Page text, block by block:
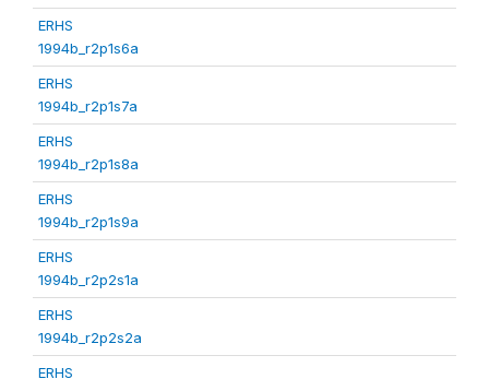
ERHS
1994b_r2p1s6a
ERHS
1994b_r2p1s7a
ERHS
1994b_r2p1s8a
ERHS
1994b_r2p1s9a
ERHS
1994b_r2p2s1a
ERHS
1994b_r2p2s2a
ERHS